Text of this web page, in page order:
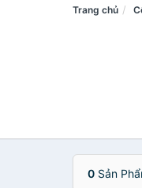
Trang chủ
0 Sản